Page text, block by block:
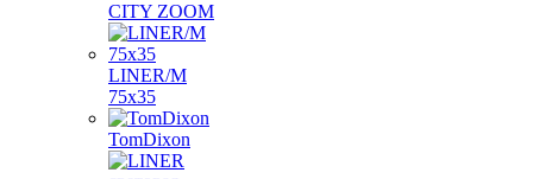
CITY ZOOM
LINER/M
75х35
TomDixon